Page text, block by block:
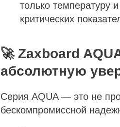
только температуру
критических
🚀 Zaxboard
абсолютную
Серия AQUA — это не
бескомпромиссной